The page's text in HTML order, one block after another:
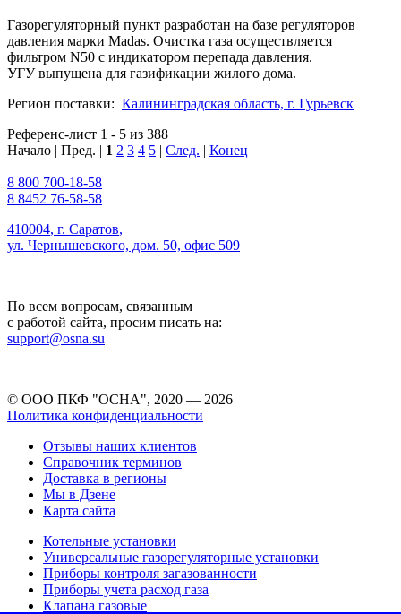
Газорегуляторный пункт разработан на базе регуляторов
давления марки Madas. Очистка газа осуществляется
фильтром N50 с индикатором перепада давления.
УГУ выпущена для газификации жилого дома.
Регион поставки: Калининградская область, г. Гурьевск
Референс-лист 1 - 5 из 388
Начало | Пред. | 1 2 3 4 5 | След. | Конец
8 800 700-18-58
8 8452 76-58-58
410004, г. Саратов,
ул. Чернышевского, дом. 50, офис 509
По всем вопросам, связанным
с работой сайта, просим писать на:
support@osna.su
© ООО ПКФ "ОСНА", 2020 — 2026
Политика конфиденциальности
Отзывы наших клиентов
Справочник терминов
Доставка в регионы
Мы в Дзене
Карта сайта
Котельные установки
Универсальные газорегуляторные установки
Приборы контроля загазованности
Приборы учета расход газа
Клапана газовые